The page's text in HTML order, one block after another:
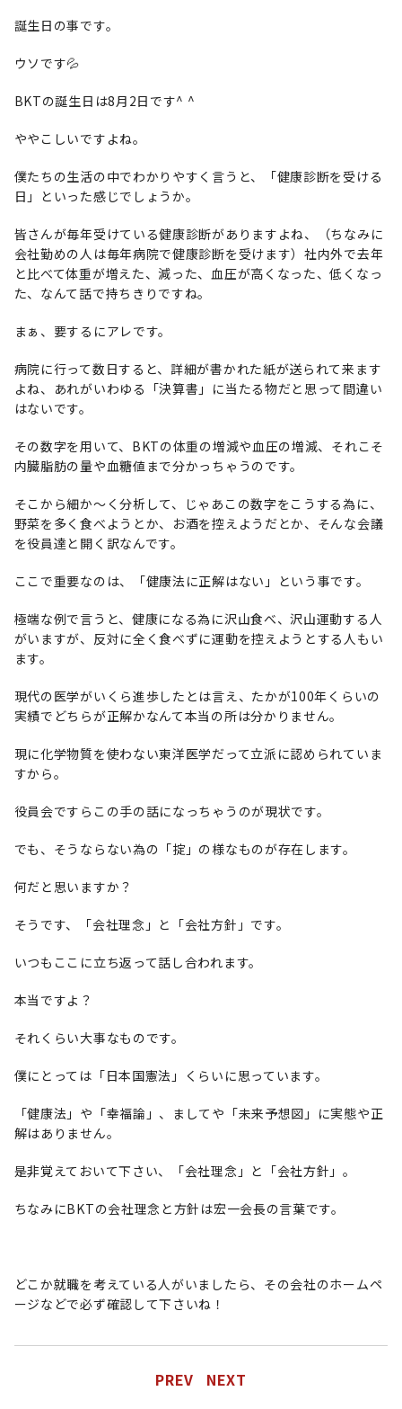
誕生日の事です。
ウソです💦
BKTの誕生日は8月2日です^ ^
ややこしいですよね。
僕たちの生活の中でわかりやすく言うと、「健康診断を受ける
日」といった感じでしょうか。
皆さんが毎年受けている健康診断がありますよね、（ちなみに
会社勤めの人は毎年病院で健康診断を受けます）社内外で去年
と比べて体重が増えた、減った、血圧が高くなった、低くなっ
た、なんて話で持ちきりですね。
まぁ、要するにアレです。
病院に行って数日すると、詳細が書かれた紙が送られて来ます
よね、あれがいわゆる「決算書」に当たる物だと思って間違い
はないです。
その数字を用いて、BKTの体重の増減や血圧の増減、それこそ
内臓脂肪の量や血糖値まで分かっちゃうのです。
そこから細か〜く分析して、じゃあこの数字をこうする為に、
野菜を多く食べようとか、お酒を控えようだとか、そんな会議
を役員達と開く訳なんです。
ここで重要なのは、「健康法に正解はない」という事です。
極端な例で言うと、健康になる為に沢山食べ、沢山運動する人
がいますが、反対に全く食べずに運動を控えようとする人もい
ます。
現代の医学がいくら進歩したとは言え、たかが100年くらいの
実績でどちらが正解かなんて本当の所は分かりません。
現に化学物質を使わない東洋医学だって立派に認められていま
すから。
役員会ですらこの手の話になっちゃうのが現状です。
でも、そうならない為の「掟」の様なものが存在します。
何だと思いますか？
そうです、「会社理念」と「会社方針」です。
いつもここに立ち返って話し合われます。
本当ですよ？
それくらい大事なものです。
僕にとっては「日本国憲法」くらいに思っています。
「健康法」や「幸福論」、ましてや「未来予想図」に実態や正
解はありません。
是非覚えておいて下さい、「会社理念」と「会社方針」。
ちなみにBKTの会社理念と方針は宏一会長の言葉です。
どこか就職を考えている人がいましたら、その会社のホームペ
ージなどで必ず確認して下さいね！
PREV NEXT